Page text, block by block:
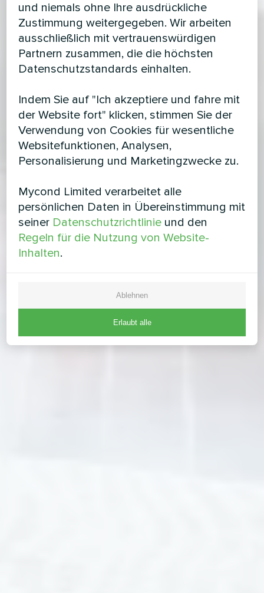
und niemals ohne Ihre ausdrückliche
Zustimmung weitergegeben. Wir arbeiten
ausschließlich mit vertrauenswürdigen
Partnern zusammen, die die höchsten
Datenschutzstandards einhalten.
Indem Sie auf "Ich akzeptiere und fahre mit
der Website fort" klicken, stimmen Sie der
Verwendung von Cookies für wesentliche
Websitefunktionen, Analysen,
Personalisierung und Marketingzwecke zu.
Mycond Limited verarbeitet alle
persönlichen Daten in Übereinstimmung mit
seiner Datenschutzrichtlinie und den
Regeln für die Nutzung von Website-
Inhalten.
Ablehnen
Erlaubt alle